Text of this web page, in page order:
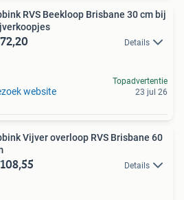
RVS Beekloop Brisbane 30 cm bij
Details
website
Topadvertentie
23 jul 26
Vijver overloop RVS Brisbane 60
Details